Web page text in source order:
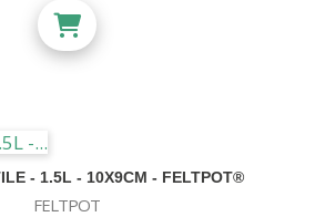
- 1.5L - 10X9CM - FELTPOT®
FELTPOT